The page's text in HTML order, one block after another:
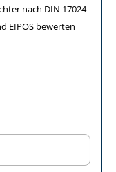
nach DIN 17024
EIPOS bewerten